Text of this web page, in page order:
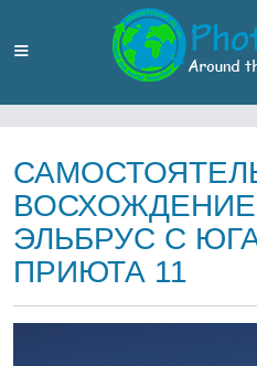
ВОСХОЖДЕНИЕ
ЭЛЬБРУС С
ПРИЮТА 11